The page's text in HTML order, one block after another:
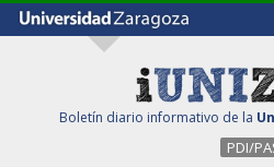
Boletín diario informativo de la
PDI/